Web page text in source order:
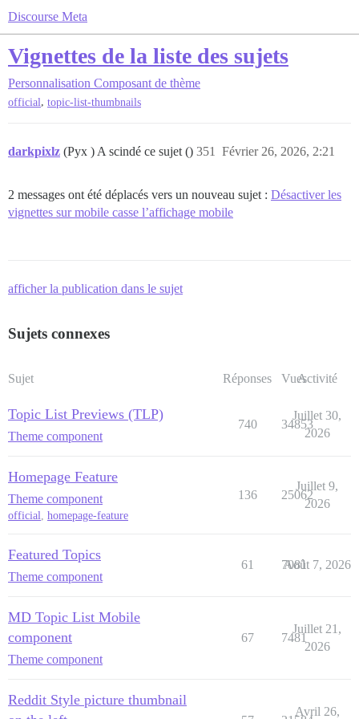
Discourse Meta
Vignettes de la liste des sujets
Personnalisation Composant de thème
official, topic-list-thumbnails
darkpixlz (Pyx ) A scindé ce sujet () Février 26, 2026, 2:21
351
2 messages ont été déplacés vers un nouveau sujet : Désactiver les
vignettes sur mobile casse l’affichage mobile
afficher la publication dans le sujet
Sujets connexes
Sujet Réponses VuesActivité
Topic List Previews (TLP)
Theme component
740 34853
Juillet 30,
2026
Homepage Feature
Theme component
official, homepage-feature
136 25062
Juillet 9,
2026
Featured Topics
Theme component
61 7081
Août 7, 2026
MD Topic List Mobile
component
Theme component
67 7481
Juillet 21,
2026
Reddit Style picture thumbnail
Avril 26,